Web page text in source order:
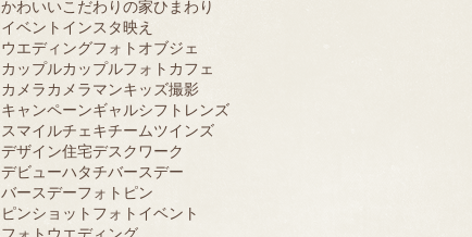
かわいいこだわりの家ひまわり
イベント インスタ映え
ウエディングフォト オブジェ
カップルカップルフォト カフェ
カメラカメラマンキッズ撮影
キャンペーンギャルシフトレンズ
スマイルチェキチームツインズ
デザイン住宅デスクワーク
デビューハタチバースデー
バースデーフォト ピン
ピンショット フォトイベント